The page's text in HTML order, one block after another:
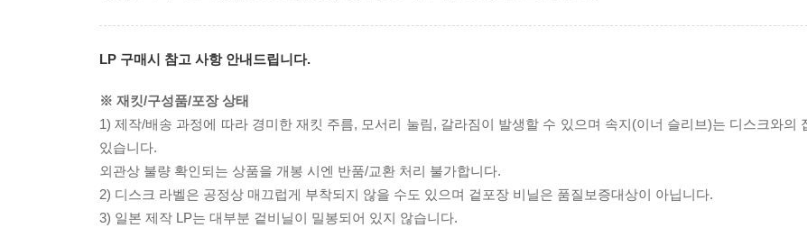
LP 구매시 참고 사항 안내드립니다.
※ 재킷/구성품/포장 상태
1) 제작/배송 과정에 따라 경미한 재킷 주름, 모서리 눌림, 갈라짐이 발생할 수 있으며 속지(이너 슬리브)는 디스크와의
있습니다.
외관상 불량 확인되는 상품을 개봉 시엔 반품/교환 처리 불가합니다.
2) 디스크 라벨은 공정상 매끄럽게 부착되지 않을 수도 있으며 겉포장 비닐은 품질보증대상이 아닙니다.
3) 일본 제작 LP는 대부분 겉비닐이 밀봉되어 있지 않습니다.